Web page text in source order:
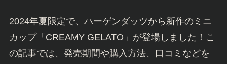
2024年夏限定で、ハーゲンダッツから新作のミニ
カップ「CREAMY GELATO」が登場しました！こ
の記事では、発売期間や購入方法、口コミなどを